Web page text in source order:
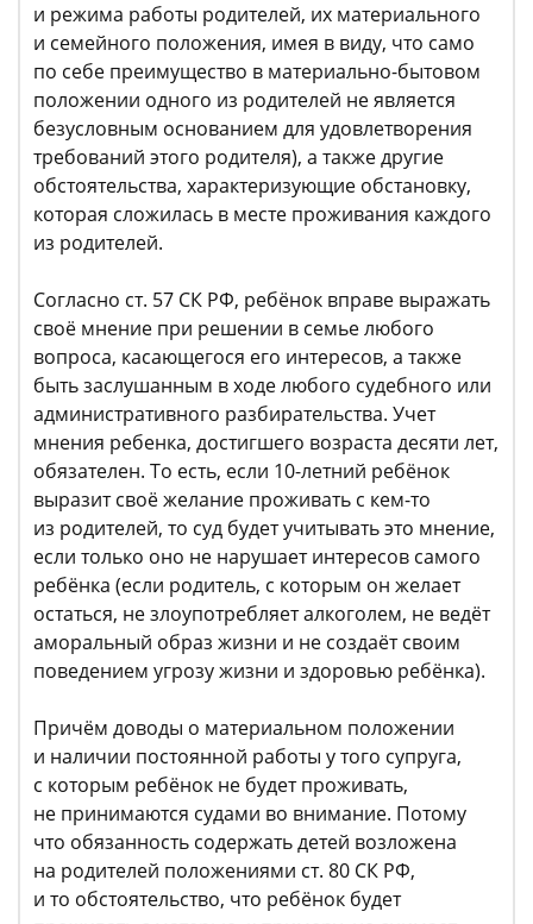
и режима работы родителей, их материального
и семейного положения, имея в виду, что само
по себе преимущество в материально-бытовом
положении одного из родителей не является
безусловным основанием для удовлетворения
требований этого родителя), а также другие
обстоятельства, характеризующие обстановку,
которая сложилась в месте проживания каждого
из родителей.
Согласно ст. 57 СК РФ, ребёнок вправе выражать
своё мнение при решении в семье любого
вопроса, касающегося его интересов, а также
быть заслушанным в ходе любого судебного или
административного разбирательства. Учет
мнения ребенка, достигшего возраста десяти лет,
обязателен. То есть, если 10-летний ребёнок
выразит своё желание проживать с кем-то
из родителей, то суд будет учитывать это мнение,
если только оно не нарушает интересов самого
ребёнка (если родитель, с которым он желает
остаться, не злоупотребляет алкоголем, не ведёт
аморальный образ жизни и не создаёт своим
поведением угрозу жизни и здоровью ребёнка).
Причём доводы о материальном положении
и наличии постоянной работы у того супруга,
с которым ребёнок не будет проживать,
не принимаются судами во внимание. Потому
что обязанность содержать детей возложена
на родителей положениями ст. 80 СК РФ,
и то обстоятельство, что ребёнок будет